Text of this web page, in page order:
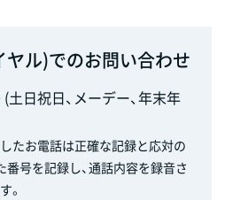
ル)でのお問い合わせ
土日祝日、メーデー、年末年
たお電話は正確な記録と応対の
番号を記録し、通話内容を録音さ
。